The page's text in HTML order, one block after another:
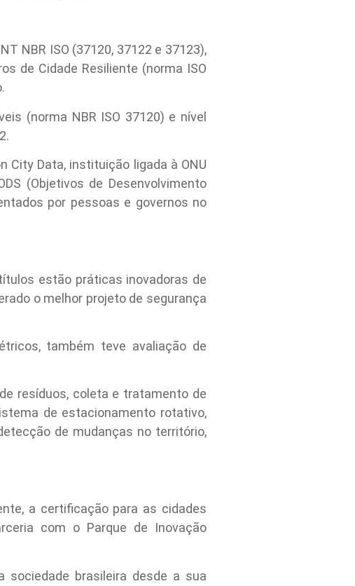
NBR ISO (37120, 37122 e 37123),
de Cidade Resiliente (norma ISO
(norma NBR ISO 37120) e nível
City Data, instituição ligada à ONU
(Objetivos de Desenvolvimento
por pessoas e governos no
estão práticas inovadoras de
o melhor projeto de segurança
também teve avaliação de
resíduos, coleta e tratamento de
de estacionamento rotativo,
de mudanças no território,
a certificação para as cidades
com o Parque de Inovação
sociedade brasileira desde a sua